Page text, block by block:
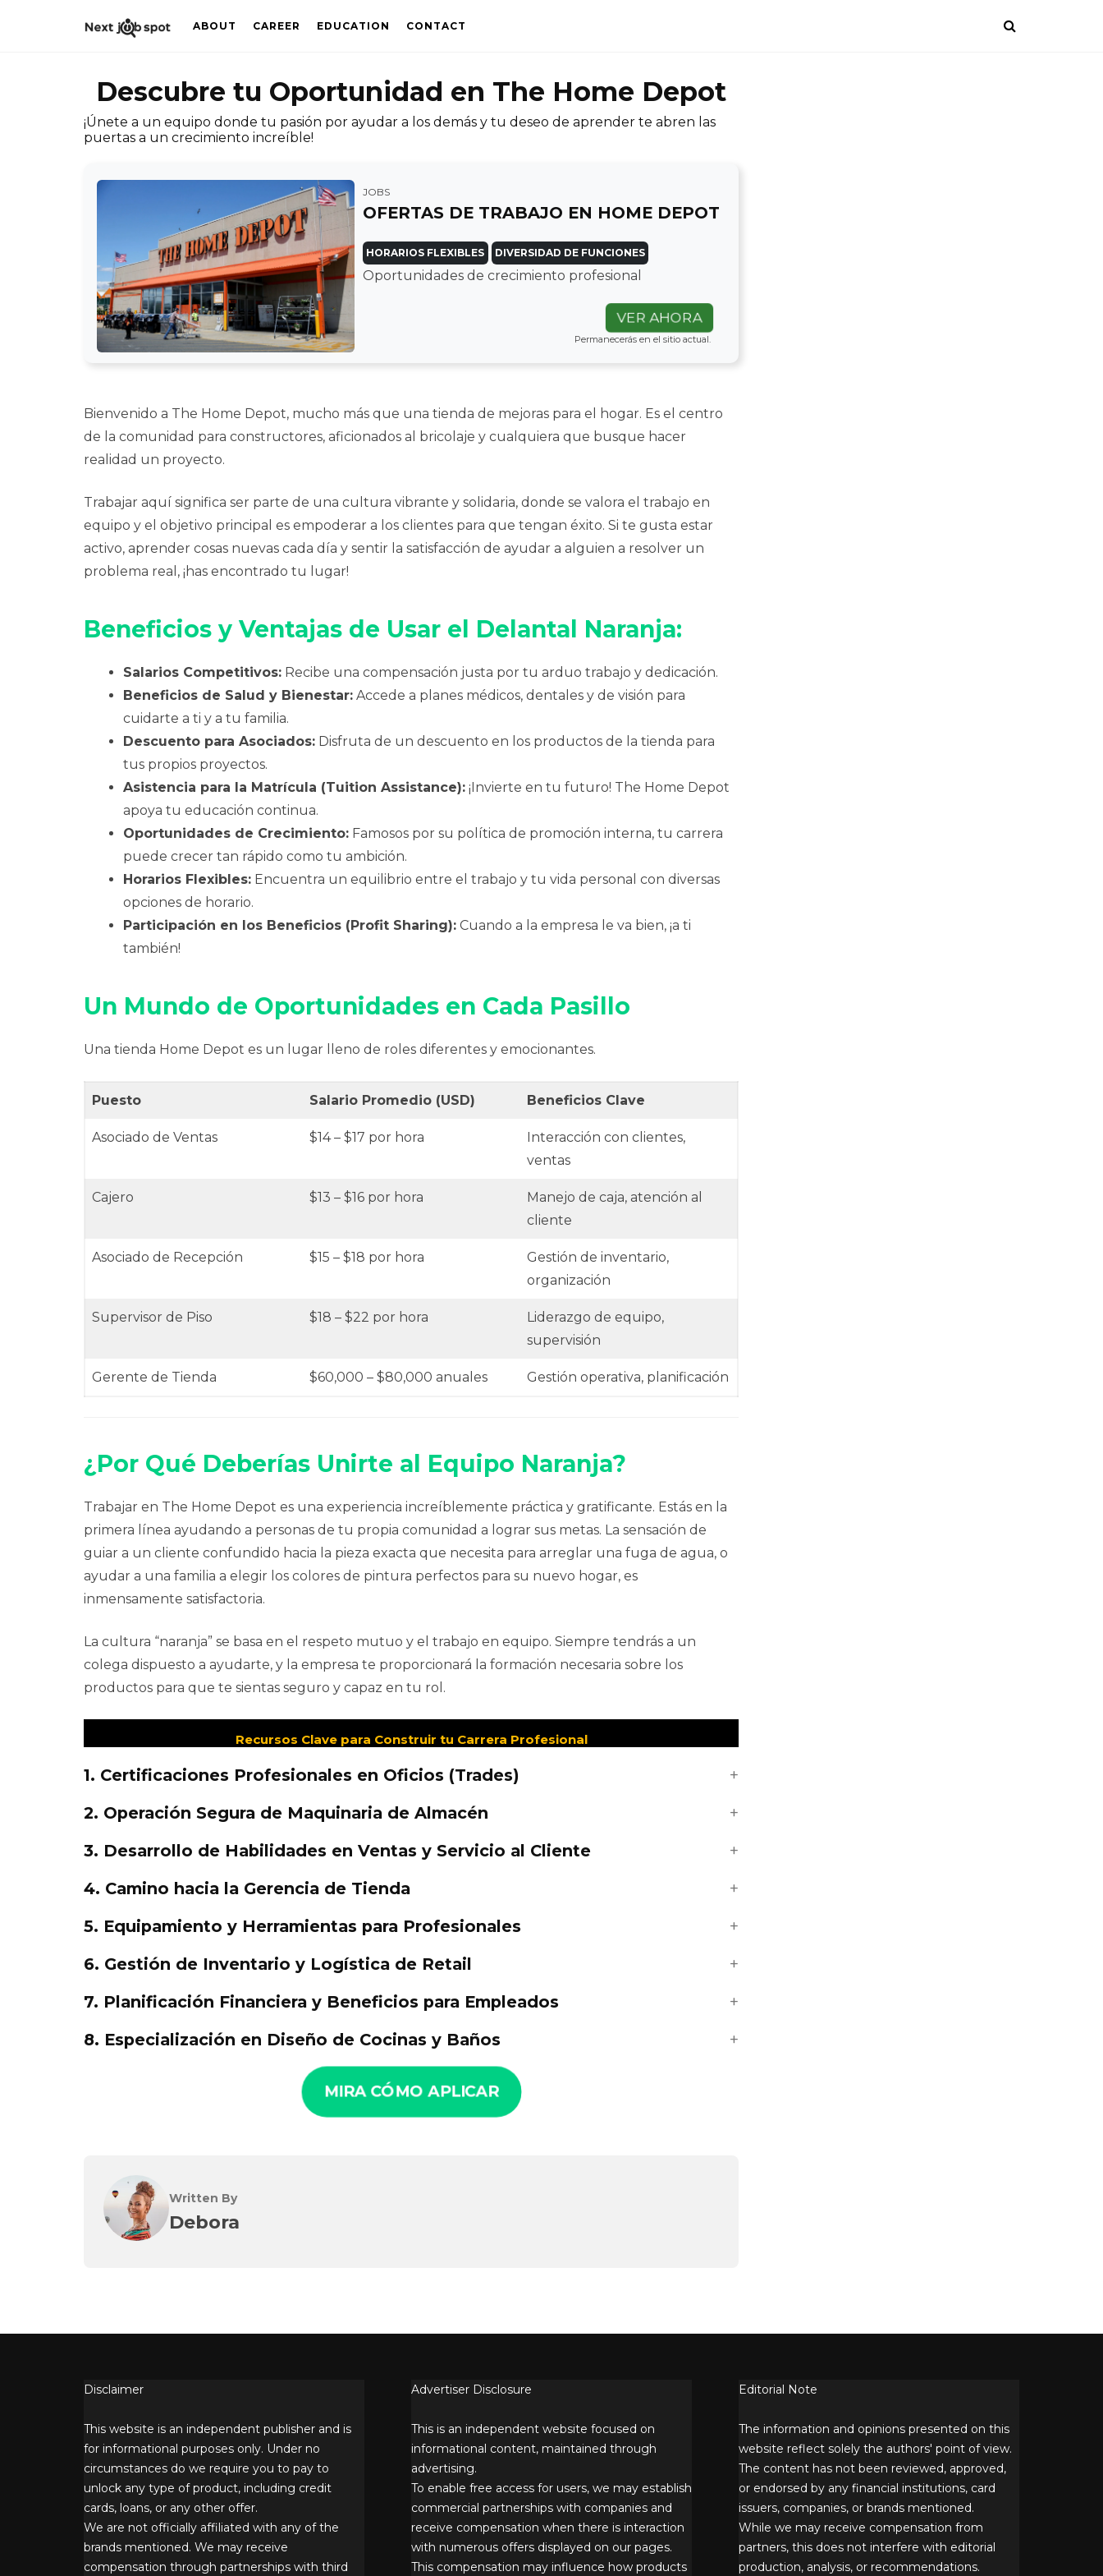
ABOUT CAREER EDUCATION CONTACT
Descubre tu Oportunidad en The Home Depot
¡Únete a un equipo donde tu pasión por ayudar a los demás y tu deseo de aprender te abren las
puertas a un crecimiento increíble!
JOBS
OFERTAS DE TRABAJO EN HOME DEPOT
HORARIOS FLEXIBLES DIVERSIDAD DE FUNCIONES
Oportunidades de crecimiento profesional
VER AHORA
Permanecerás en el sitio actual.
Bienvenido a The Home Depot, mucho más que una tienda de mejoras para el hogar. Es el centro
de la comunidad para constructores, aficionados al bricolaje y cualquiera que busque hacer
realidad un proyecto.
Trabajar aquí significa ser parte de una cultura vibrante y solidaria, donde se valora el trabajo en
equipo y el objetivo principal es empoderar a los clientes para que tengan éxito. Si te gusta estar
activo, aprender cosas nuevas cada día y sentir la satisfacción de ayudar a alguien a resolver un
problema real, ¡has encontrado tu lugar!
Beneficios y Ventajas de Usar el Delantal Naranja:
Salarios Competitivos: Recibe una compensación justa por tu arduo trabajo y dedicación.
Beneficios de Salud y Bienestar: Accede a planes médicos, dentales y de visión para
cuidarte a ti y a tu familia.
Descuento para Asociados: Disfruta de un descuento en los productos de la tienda para
tus propios proyectos.
Asistencia para la Matrícula (Tuition Assistance): ¡Invierte en tu futuro! The Home Depot
apoya tu educación continua.
Oportunidades de Crecimiento: Famosos por su política de promoción interna, tu carrera
puede crecer tan rápido como tu ambición.
Horarios Flexibles: Encuentra un equilibrio entre el trabajo y tu vida personal con diversas
opciones de horario.
Participación en los Beneficios (Profit Sharing): Cuando a la empresa le va bien, ¡a ti
también!
Un Mundo de Oportunidades en Cada Pasillo
Una tienda Home Depot es un lugar lleno de roles diferentes y emocionantes.
Puesto Salario Promedio (USD) Beneficios Clave
Asociado de Ventas $14 – $17 por hora
Interacción con clientes,
ventas
Cajero $13 – $16 por hora
Manejo de caja, atención al
cliente
Asociado de Recepción $15 – $18 por hora
Gestión de inventario,
organización
Supervisor de Piso $18 – $22 por hora
Liderazgo de equipo,
supervisión
Gerente de Tienda $60,000 – $80,000 anuales Gestión operativa, planificación
¿Por Qué Deberías Unirte al Equipo Naranja?
Trabajar en The Home Depot es una experiencia increíblemente práctica y gratificante. Estás en la
primera línea ayudando a personas de tu propia comunidad a lograr sus metas. La sensación de
guiar a un cliente confundido hacia la pieza exacta que necesita para arreglar una fuga de agua, o
ayudar a una familia a elegir los colores de pintura perfectos para su nuevo hogar, es
inmensamente satisfactoria.
La cultura “naranja” se basa en el respeto mutuo y el trabajo en equipo. Siempre tendrás a un
colega dispuesto a ayudarte, y la empresa te proporcionará la formación necesaria sobre los
productos para que te sientas seguro y capaz en tu rol.
Recursos Clave para Construir tu Carrera Profesional
1. Certificaciones Profesionales en Oficios (Trades)
2. Operación Segura de Maquinaria de Almacén
3. Desarrollo de Habilidades en Ventas y Servicio al Cliente
4. Camino hacia la Gerencia de Tienda
5. Equipamiento y Herramientas para Profesionales
6. Gestión de Inventario y Logística de Retail
7. Planificación Financiera y Beneficios para Empleados
8. Especialización en Diseño de Cocinas y Baños
MIRA CÓMO APLICAR
Written By
Debora
Disclaimer
This website is an independent publisher and is
for informational purposes only. Under no
circumstances do we require you to pay to
unlock any type of product, including credit
cards, loans, or any other offer.
We are not officially affiliated with any of the
brands mentioned. We may receive
compensation through partnerships with third
Advertiser Disclosure
This is an independent website focused on
informational content, maintained through
advertising.
To enable free access for users, we may establish
commercial partnerships with companies and
receive compensation when there is interaction
with numerous offers displayed on our pages.
This compensation may influence how products
Editorial Note
The information and opinions presented on this
website reflect solely the authors' point of view.
The content has not been reviewed, approved,
or endorsed by any financial institutions, card
issuers, companies, or brands mentioned.
While we may receive compensation from
partners, this does not interfere with editorial
production, analysis, or recommendations.